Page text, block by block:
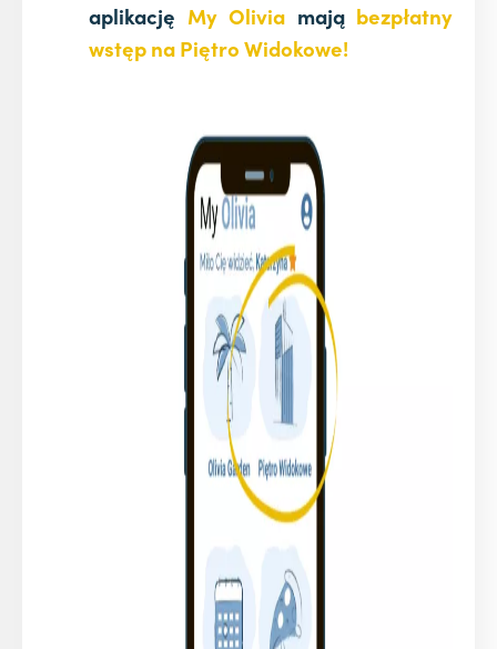
aplikację My Olivia mają bezpłatny
wstęp na Piętro Widokowe!